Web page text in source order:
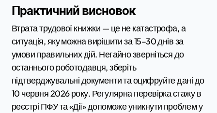
Практичний висновок
Втрата трудової книжки — це не катастрофа, а
ситуація, яку можна вирішити за 15–30 днів за
умови правильних дій. Негайно зверніться до
останнього роботодавця, зберіть
підтверджувальні документи та оцифруйте дані до
10 червня 2026 року. Регулярна перевірка стажу в
реєстрі ПФУ та «Дії» допоможе уникнути проблем у